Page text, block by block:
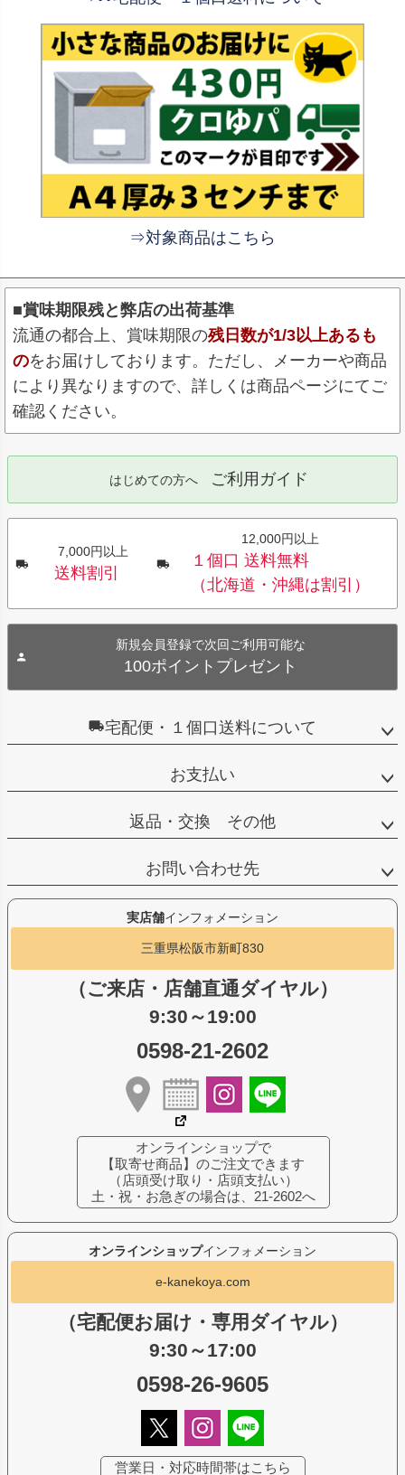
⇒対象商品はこちら
■賞味期限残と弊店の出荷基準
流通の都合上、賞味期限の残日数が1/3以上あるも
のをお届けしております。ただし、メーカーや商品
により異なりますので、詳しくは商品ページにてご
確認ください。
はじめての方へ ご利用ガイド
7,000円以上
送料割引
12,000円以上
１個口 送料無料
（北海道・沖縄は割引）
新規会員登録で次回ご利用可能な
100ポイントプレゼント
宅配便・１個口送料について
お支払い
返品・交換 その他
お問い合わせ先
オンラインショップインフォメーション
e-kanekoya.com
（宅配便お届け・専用ダイヤル）
9:30～17:00
0598-26-9605
営業日・対応時間帯はこちら
実店舗インフォメーション
三重県松阪市新町830
（ご来店・店舗直通ダイヤル）
9:30～19:00
0598-21-2602
オンラインショップで
【取寄せ商品】のご注文できます
（店頭受け取り・店頭支払い）
土・祝・お急ぎの場合は、21-2602へ